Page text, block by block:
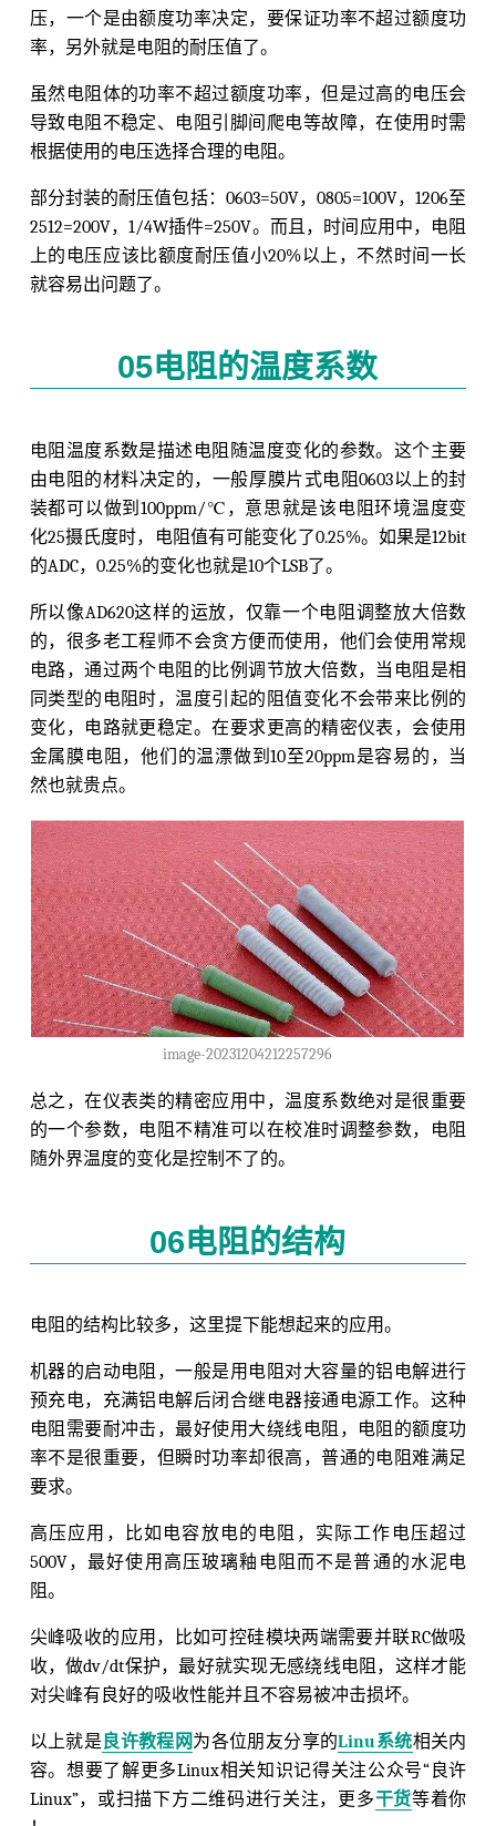
压，一个是由额度功率决定，要保证功率不超过额度功
率，另外就是电阻的耐压值了。
虽然电阻体的功率不超过额度功率，但是过高的电压会
导致电阻不稳定、电阻引脚间爬电等故障，在使用时需
根据使用的电压选择合理的电阻。
部分封装的耐压值包括：0603=50V，0805=100V，1206至
2512=200V，1/4W插件=250V。而且，时间应用中，电阻
上的电压应该比额度耐压值小20%以上，不然时间一长
就容易出问题了。
05电阻的温度系数
电阻温度系数是描述电阻随温度变化的参数。这个主要
由电阻的材料决定的，一般厚膜片式电阻0603以上的封
装都可以做到100ppm/℃，意思就是该电阻环境温度变
化25摄氏度时，电阻值有可能变化了0.25%。如果是12bit
的ADC，0.25%的变化也就是10个LSB了。
所以像AD620这样的运放，仅靠一个电阻调整放大倍数
的，很多老工程师不会贪方便而使用，他们会使用常规
电路，通过两个电阻的比例调节放大倍数，当电阻是相
同类型的电阻时，温度引起的阻值变化不会带来比例的
变化，电路就更稳定。在要求更高的精密仪表，会使用
金属膜电阻，他们的温漂做到10至20ppm是容易的，当
然也就贵点。
image-20231204212257296
总之，在仪表类的精密应用中，温度系数绝对是很重要
的一个参数，电阻不精准可以在校准时调整参数，电阻
随外界温度的变化是控制不了的。
06电阻的结构
电阻的结构比较多，这里提下能想起来的应用。
机器的启动电阻，一般是用电阻对大容量的铝电解进行
预充电，充满铝电解后闭合继电器接通电源工作。这种
电阻需要耐冲击，最好使用大绕线电阻，电阻的额度功
率不是很重要，但瞬时功率却很高，普通的电阻难满足
要求。
高压应用，比如电容放电的电阻，实际工作电压超过
500V，最好使用高压玻璃釉电阻而不是普通的水泥电
阻。
尖峰吸收的应用，比如可控硅模块两端需要并联RC做吸
收，做dv/dt保护，最好就实现无感绕线电阻，这样才能
对尖峰有良好的吸收性能并且不容易被冲击损坏。
以上就是良许教程网为各位朋友分享的Linu系统相关内
容。想要了解更多Linux相关知识记得关注公众号“良许
Linux”，或扫描下方二维码进行关注，更多干货等着你